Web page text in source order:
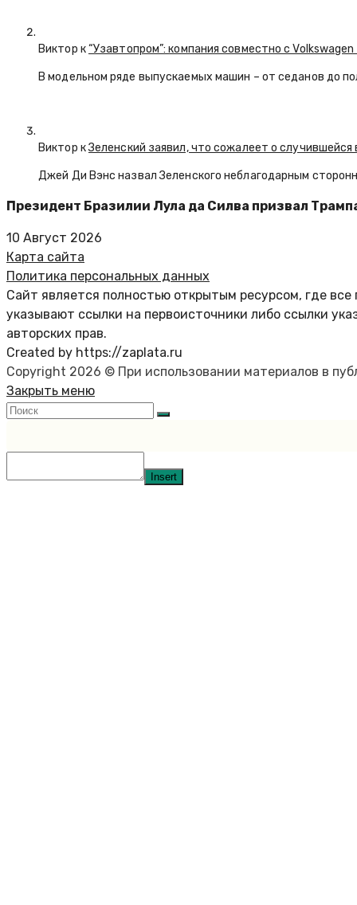
Виктор к“Узавтопром”: компания совместно с
В модельном ряде выпускаемых машин – от седанов до
Виктор кЗеленский заявил, что сожалеет о
Джей Ди Вэнс назвал Зеленского неблагодарным
Президент Бразилии Лула да Силва призвал
10 Август 2026
Карта сайта
Политика персональных данных
Сайт является полностью открытым ресурсом, где
указывают ссылки на первоисточники либо ссылки
авторских прав.
Created by https://zaplata.ru
Copyright 2026 © При использовании материалов в
Закрыть меню
Insert